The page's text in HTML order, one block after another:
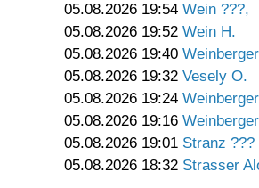
05.08.2026 19:54 Wein ???,
05.08.2026 19:52 Wein H.
05.08.2026 19:40
05.08.2026 19:32 Vesely O.
05.08.2026 19:24
05.08.2026 19:16
05.08.2026 19:01 Stranz ???
05.08.2026 18:32 Strasser